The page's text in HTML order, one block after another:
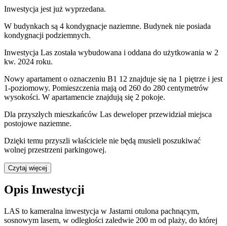
Inwestycja jest już wyprzedana.
W budynkach są 4 kondygnacje naziemne. Budynek nie posiada
kondygnacji podziemnych.
Inwestycja Las została wybudowana i oddana do użytkowania w 2
kw. 2024 roku.
Nowy apartament o oznaczeniu B1 12 znajduje się na 1 piętrze i jest
1-poziomowy. Pomieszczenia mają od 260 do 280 centymetrów
wysokości. W apartamencie znajdują się 2 pokoje.
Dla przyszłych mieszkańców Las deweloper przewidziałmiejsca
postojowe naziemne.
Dzięki temu przyszli właściciele nie będą musieli poszukiwać
wolnej przestrzeni parkingowej.
Czytaj więcej
Opis Inwestycji
LAS to kameralna inwestycja w Jastarni otulona pachnącym,
sosnowym lasem, w odległości zaledwie 200 m od plaży, do której